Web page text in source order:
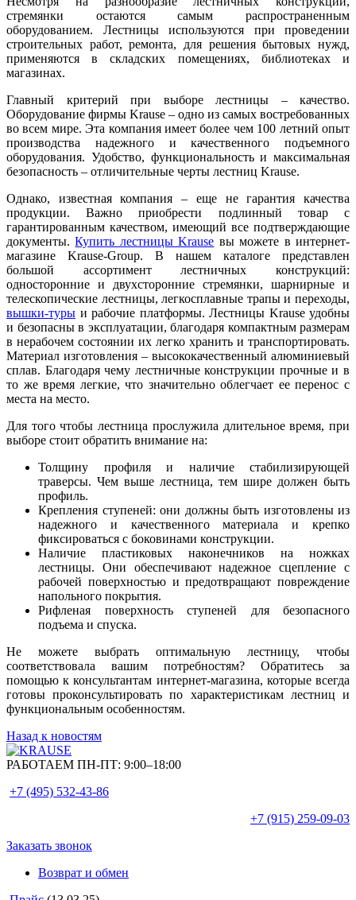
стремянки остаются самым распространенным
оборудованием. Лестницы используются при проведении
строительных работ, ремонта, для решения бытовых нужд,
применяются в складских помещениях, библиотеках и
магазинах.
Главный критерий при выборе лестницы – качество.
Оборудование фирмы Krause – одно из самых востребованных
во всем мире. Эта компания имеет более чем 100 летний опыт
производства надежного и качественного подъемного
оборудования. Удобство, функциональность и максимальная
безопасность – отличительные черты лестниц Krause.
Однако, известная компания – еще не гарантия качества
продукции. Важно приобрести подлинный товар с
гарантированным качеством, имеющий все подтверждающие
документы.Купить лестницы Krause вы можете в интернет-
магазине Krause-Group. В нашем каталоге представлен
большой ассортимент лестничных конструкций:
односторонние и двухсторонние стремянки, шарнирные и
телескопические лестницы, легкосплавные трапы и переходы,
вышки-туры и рабочие платформы. Лестницы Krause удобны
и безопасны в эксплуатации, благодаря компактным размерам
в нерабочем состоянии их легко хранить и транспортировать.
Материал изготовления – высококачественный алюминиевый
сплав. Благодаря чему лестничные конструкции прочные и в
то же время легкие, что значительно облегчает ее перенос с
места на место.
Для того чтобы лестница прослужила длительное время, при
выборе стоит обратить внимание на:
Толщину профиля и наличие стабилизирующей
траверсы. Чем выше лестница, тем шире должен быть
профиль.
Крепления ступеней: они должны быть изготовлены из
надежного и качественного материала и крепко
фиксироваться с боковинами конструкции.
Наличие пластиковых наконечников на ножках
лестницы. Они обеспечивают надежное сцепление с
рабочей поверхностью и предотвращают повреждение
напольного покрытия.
Рифленая поверхность ступеней для безопасного
подъема и спуска.
Не можете выбрать оптимальную лестницу, чтобы
соответствовала вашим потребностям? Обратитесь за
помощью к консультантам интернет-магазина, которые всегда
готовы проконсультировать по характеристикам лестниц и
функциональным особенностям.
Назад к новостям
РАБОТАЕМ ПН-ПТ: 9:00–18:00
+7 (495) 532-43-86
+7 (915) 259-09-03
Заказать звонок
Возврат и обмен